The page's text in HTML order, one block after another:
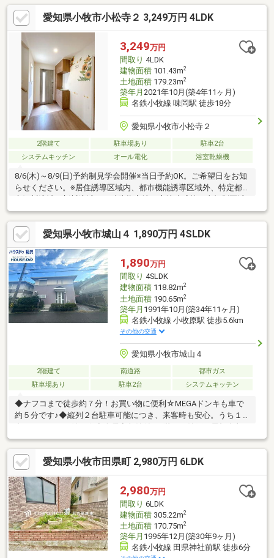
能引っ越し費用や家具家電の費用、カーポートや太陽光、蓄電池
などのオプション工事代も住宅ローンに組み込めます。車のロー
ン等を住宅ローンにまとめられる、おまとめローン取り扱い銀行
のご紹介も可能です。資料請求、複数内覧、近隣物件との比較
等、お気軽にご相談ください
愛知県小牧市小松寺２ 3,249万円 4LDK
3,249万円
間取り 4LDK
建物面積101.43m2
土地面積179.23m2
築年月 2021年10月(築4年11ヶ月)
名鉄小牧線 味岡駅 徒歩18分
愛知県小牧市小松寺２
2階建て 駐車場あり
駐車2台
システムキッチン
オール電化 浴室乾燥機
8/6(木)～8/9(日)予約制見学会開催※当日予約OK。ご希望日をお知
らせください。※居住誘導区域内、都市機能誘導区域外、特定都
※各階面積：1階53.41㎡ 2階48.02㎡※情報と現況が相違する場合
は、現況優先とします。※司法書士は売主の指定になります。※通
学の区域に関しては自治体や教育委員会等にご確認ください。
愛知県小牧市城山４ 1,890万円 4SLDK
1,890万円
間取り 4SLDK
建物面積118.82m2
土地面積190.65m2
築年月 1991年10月(築34年11ヶ月)
名鉄小牧線 小牧原駅 徒歩5.6km
その他の交通
愛知県小牧市城山４
2階建て 南道路
都市ガス
駐車場あり
駐車2台 システムキッチン
◆ナフコまで徒歩約７分！お買い物に便利☆MEGAドンキも車で
約５分です♪◆縦列２台駐車可能につき、来客時も安心。うち１
納もあり、収納には困りません。◆広々とした８帖和室はお子様
の遊び場としても利用でき汎用性が高いのがポイント♪◇◇買替
の方、自己資金の少ない方、勤続年数短い方、自営業の方住宅ロ
ーンにご不安のある方、お気軽にご相談ください
◇◇○●――――――――――●○「お家探し」「ご売却」は 地域密着型
不動産 ハウスドゥ 稲沢【フリーダイヤル】0800-816-
5918○●――――――――――●○
愛知県小牧市田県町 2,980万円 6LDK
2,980万円
間取り 6LDK
建物面積305.22m2
土地面積170.75m2
築年月 1995年12月(築30年9ヶ月)
名鉄小牧線 田県神社前駅 徒歩6分